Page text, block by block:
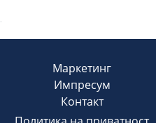
Маркетинг
Импресум
Контакт